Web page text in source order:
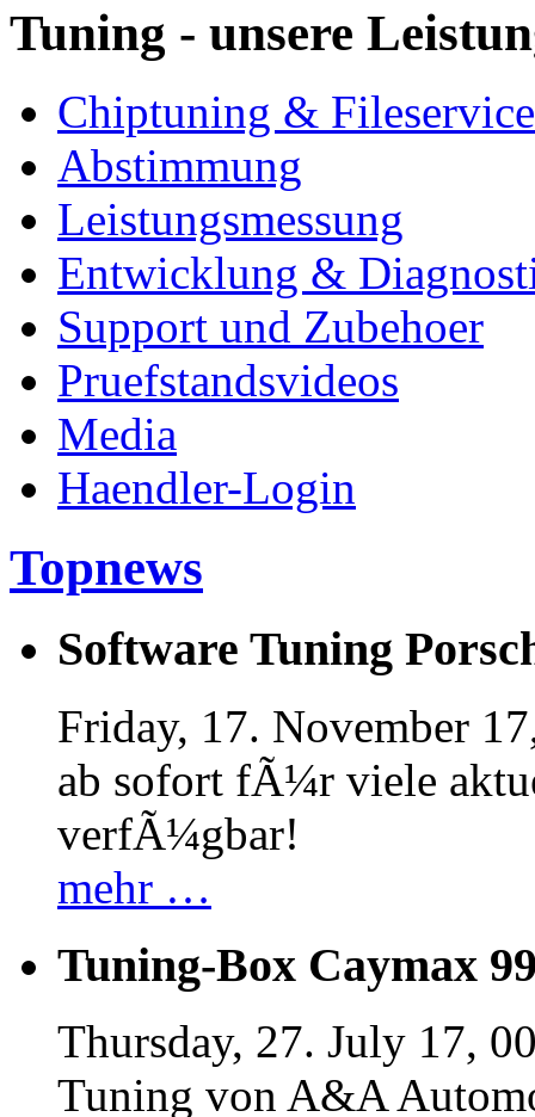
Tuning - unsere
Chiptuning & Fileservice
Abstimmung
Leistungsmessung
Entwicklung &
Support und Zubehoer
Pruefstandsvideos
Media
Haendler-Login
Topnews
Software Tuning
Friday, 17. November
ab sofort fÃ¼r viele
verfÃ¼gbar!
mehr …
Tuning-Box Caymax
Thursday, 27. July 17,
Tuning von A&A